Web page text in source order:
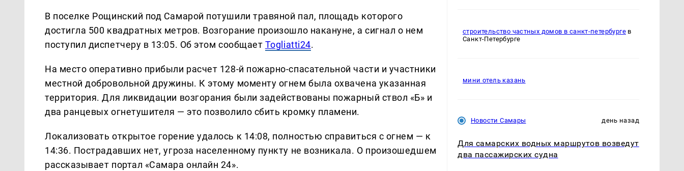
В поселке Рощинский под Самарой потушили травяной пал, площадь которого
достигла 500 квадратных метров. Возгорание произошло накануне, а сигнал о нем
поступил диспетчеру в 13:05. Об этом сообщает Togliatti24.
На место оперативно прибыли расчет 128-й пожарно-спасательной части и участники
местной добровольной дружины. К этому моменту огнем была охвачена указанная
территория. Для ликвидации возгорания были задействованы пожарный ствол «Б» и
два ранцевых огнетушителя — это позволило сбить кромку пламени.
Локализовать открытое горение удалось к 14:08, полностью справиться с огнем — к
14:36. Пострадавших нет, угроза населенному пункту не возникала. О произошедшем
рассказывает портал «Самара онлайн 24».
строительство частных домов в санкт-петербурге в
Санкт-Петербурге
мини отель казань
Новости Самары день назад
Для самарских водных маршрутов возведут
два пассажирских судна